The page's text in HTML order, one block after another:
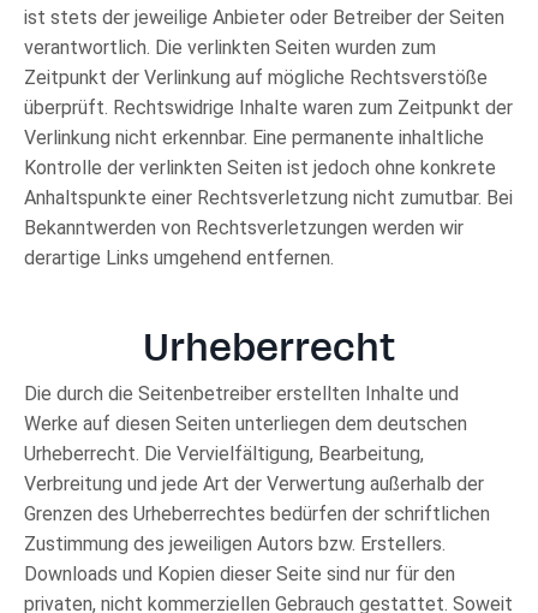
ist stets der jeweilige Anbieter oder Betreiber der Seiten
verantwortlich. Die verlinkten Seiten wurden zum
Zeitpunkt der Verlinkung auf mögliche Rechtsverstöße
überprüft. Rechtswidrige Inhalte waren zum Zeitpunkt der
Verlinkung nicht erkennbar. Eine permanente inhaltliche
Kontrolle der verlinkten Seiten ist jedoch ohne konkrete
Anhaltspunkte einer Rechtsverletzung nicht zumutbar. Bei
Bekanntwerden von Rechtsverletzungen werden wir
derartige Links umgehend entfernen.
Urheberrecht
Die durch die Seitenbetreiber erstellten Inhalte und
Werke auf diesen Seiten unterliegen dem deutschen
Urheberrecht. Die Vervielfältigung, Bearbeitung,
Verbreitung und jede Art der Verwertung außerhalb der
Grenzen des Urheberrechtes bedürfen der schriftlichen
Zustimmung des jeweiligen Autors bzw. Erstellers.
Downloads und Kopien dieser Seite sind nur für den
privaten, nicht kommerziellen Gebrauch gestattet. Soweit